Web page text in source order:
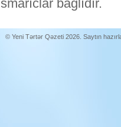
İsmarıclar bağlıdır.
© Yeni Tərtər Qəzeti 2026. Saytın